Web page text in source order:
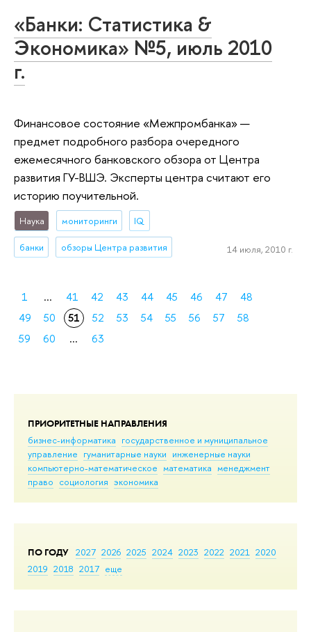
ПРИОРИТЕТНЫЕ НАПРАВЛЕНИЯ
бизнес-информатика государственное и муниципальное
управление гуманитарные науки инженерные науки
компьютерно-математическое математика менеджмент
право социология экономика
ПО ГОДУ 2027 2026 2025 2024 2023 2022 2021 2020
2019 2018 2017 еще
«Банки: Статистика &
Экономика» №5, июль 2010
г.
Финансовое состояние «Межпромбанка» —
предмет подробного разбора очередного
ежемесячного банковского обзора от Центра
развития ГУ-ВШЭ. Эксперты центра считают его
историю поучительной.
Наука мониторинги IQ
банки обзоры Центра развития 14 июля, 2010 г.
1 ... 41 42 43 44 45 46 47
48
49
50 51 52 53 54 55 56 57
58
59
60 ... 63